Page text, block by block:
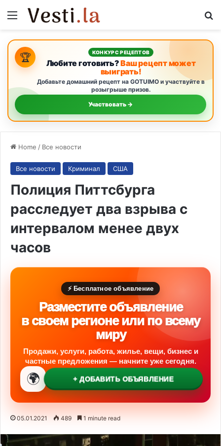
Menu
🏆 КОНКУРС РЕЦЕПТОВ
Любите готовить?Ваш рецепт может
выиграть!
Добавьте домашний рецепт на GOTUIMO и участвуйте в
розыгрыше призов.
Участвовать →
Home / Все новости
Все новости Криминал США
Полиция Питтсбурга
расследует два взрыва с
интервалом менее двух
часов
⚡ Бесплатное объявление
Разместите объявление
в своем регионе или по всему
миру
Продажи, услуги, работа, жилье, вещи, бизнес и
частные предложения — начните уже сегодня.
🌍 + ДОБАВИТЬ ОБЪЯВЛЕНИЕ
05.01.2021 489 1 minute read